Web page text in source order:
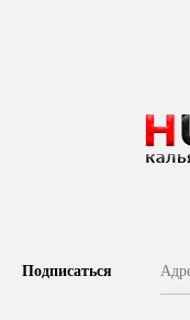
Подписаться